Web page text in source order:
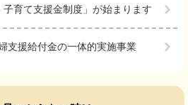
育て支援金制度」が始まります
支援給付金の一体的実施事業